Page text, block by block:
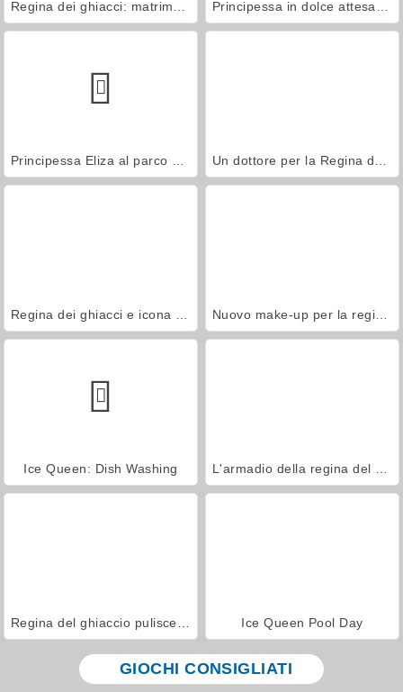
Nuovo make-up per la regina dei ghiacci
Ice Queen: Dish Washing
Ice Queen Pool Day
GIOCHI CONSIGLIATI